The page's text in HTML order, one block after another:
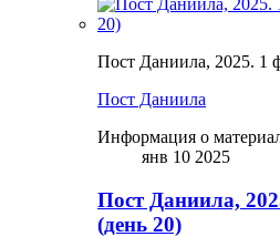
Пост Даниила, 2025. 1
Пост Даниила
Информация о
янв 10 2025
Пост Даниила,
(день 20)